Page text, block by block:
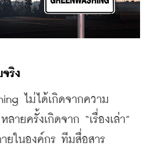
จริง
ไม่ได้เกิดจากความ
ายครั้งเกิดจาก “เรื่องเล่า”
ยในองค์กร ทีมสื่อสาร